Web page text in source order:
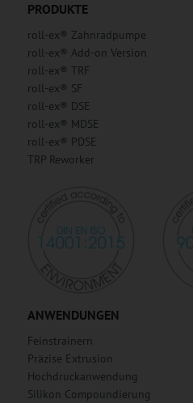
PRODUKTE
roll-ex® Zahnradpumpe
roll-ex® Add-on Version
roll-ex® TRF
roll-ex® SF
roll-ex® DSE
roll-ex® MDSE
roll-ex® PDSE
TRP Reworker
ANWENDUNGEN
Feinstrainern
Präzise Extrusion
Hochdruckanwendung
Silikon Compoundierung